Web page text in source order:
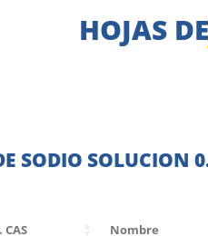
HOJAS
SODIO SOLUCION
CAS Nombre